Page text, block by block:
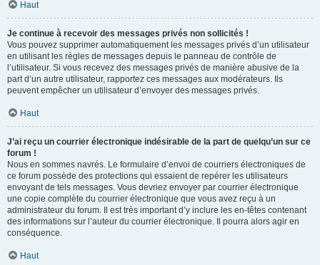
Haut
Je continue à recevoir des messages privés non sollicités !
Vous pouvez supprimer automatiquement les messages privés d’un utilisateur
en utilisant les règles de messages depuis le panneau de contrôle de
l’utilisateur. Si vous recevez des messages privés de manière abusive de la
part d’un autre utilisateur, rapportez ces messages aux modérateurs. Ils
peuvent empêcher un utilisateur d’envoyer des messages privés.
Haut
J’ai reçu un courrier électronique indésirable de la part de quelqu’un sur ce
forum !
Nous en sommes navrés. Le formulaire d’envoi de courriers électroniques de
ce forum possède des protections qui essaient de repérer les utilisateurs
envoyant de tels messages. Vous devriez envoyer par courrier électronique
une copie complète du courrier électronique que vous avez reçu à un
administrateur du forum. Il est très important d’y inclure les en-têtes contenant
des informations sur l’auteur du courrier électronique. Il pourra alors agir en
conséquence.
Haut